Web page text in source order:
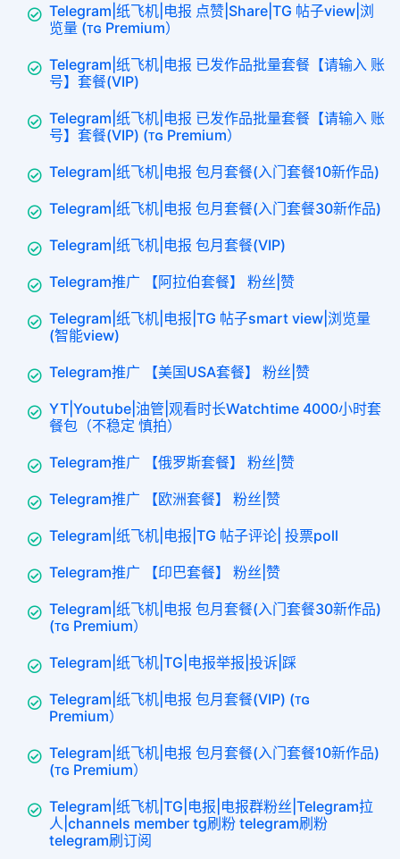
Telegram|纸飞机|电报 点赞|Share|TG 帖子view|浏
览量 (ᴛɢ Premium）
Telegram|纸飞机|电报 已发作品批量套餐【请输入 账
号】套餐(VIP)
Telegram|纸飞机|电报 已发作品批量套餐【请输入 账
号】套餐(VIP) (ᴛɢ Premium）
Telegram|纸飞机|电报 包月套餐(入门套餐10新作品)
Telegram|纸飞机|电报 包月套餐(入门套餐30新作品)
Telegram|纸飞机|电报 包月套餐(VIP)
Telegram推广 【阿拉伯套餐】 粉丝|赞
Telegram|纸飞机|电报|TG 帖子smart view|浏览量
(智能view)
Telegram推广 【美国USA套餐】 粉丝|赞
YT|Youtube|油管|观看时长Watchtime 4000小时套
餐包（不稳定 慎拍）
Telegram推广 【俄罗斯套餐】 粉丝|赞
Telegram推广 【欧洲套餐】 粉丝|赞
Telegram|纸飞机|电报|TG 帖子评论| 投票poll
Telegram推广 【印巴套餐】 粉丝|赞
Telegram|纸飞机|电报 包月套餐(入门套餐30新作品)
(ᴛɢ Premium）
Telegram|纸飞机|TG|电报举报|投诉|踩
Telegram|纸飞机|电报 包月套餐(VIP) (ᴛɢ
Premium）
Telegram|纸飞机|电报 包月套餐(入门套餐10新作品)
(ᴛɢ Premium）
Telegram|纸飞机|TG|电报|电报群粉丝|Telegram拉
人|channels member tg刷粉 telegram刷粉
telegram刷订阅